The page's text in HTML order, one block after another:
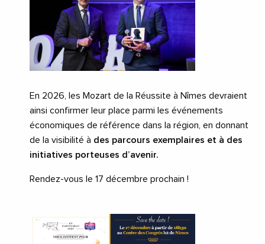
En 2026, les Mozart de la Réussite à Nîmes devraient
ainsi confirmer leur place parmi les événements
économiques de référence dans la région, en donnant
de la visibilité à des parcours exemplaires et à des
initiatives porteuses d’avenir.
Rendez-vous le 17 décembre prochain !